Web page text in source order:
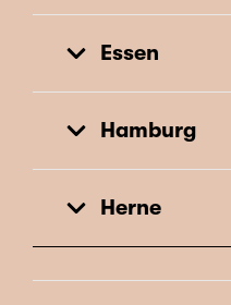
Essen
Hamburg
Herne